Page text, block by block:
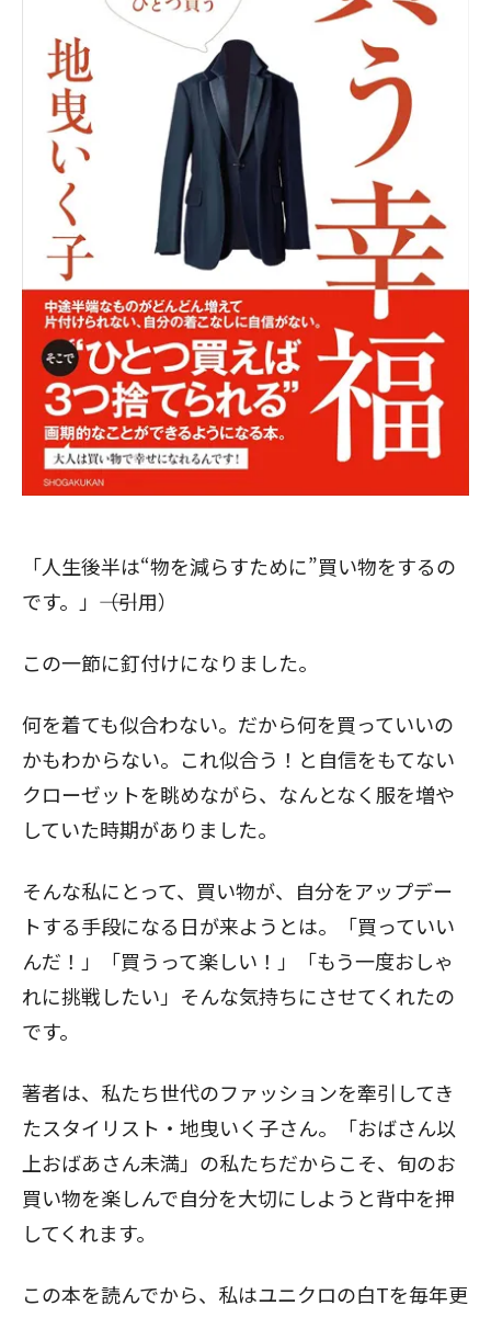
「人生後半は“物を減らすために”買い物をするの
です。」――（引用）
この一節に釘付けになりました。
何を着ても似合わない。だから何を買っていいの
かもわからない。これ似合う！と自信をもてない
クローゼットを眺めながら、なんとなく服を増や
していた時期がありました。
そんな私にとって、買い物が、自分をアップデー
トする手段になる日が来ようとは。「買っていい
んだ！」「買うって楽しい！」「もう一度おしゃ
れに挑戦したい」そんな気持ちにさせてくれたの
です。
著者は、私たち世代のファッションを牽引してき
たスタイリスト・地曳いく子さん。「おばさん以
上おばあさん未満」の私たちだからこそ、旬のお
買い物を楽しんで自分を大切にしようと背中を押
してくれます。
この本を読んでから、私はユニクロの白Tを毎年更